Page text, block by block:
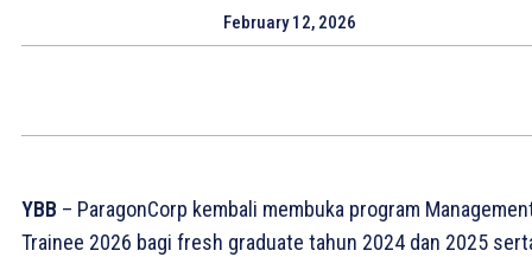
February 12, 2026
YBB – ParagonCorp kembali membuka program
Trainee 2026 bagi fresh graduate tahun 2024 dan 2025